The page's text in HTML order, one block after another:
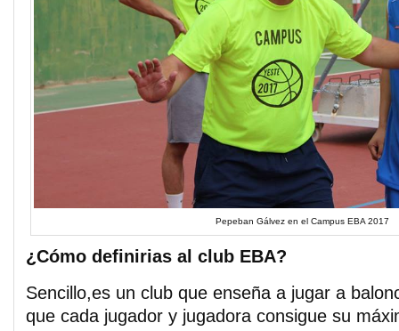
Pepeban Gálvez en el Campus EBA 2017
¿Cómo definirias al club EBA?
Sencillo,es un club que enseña a jugar a
que cada jugador y jugadora consigue su